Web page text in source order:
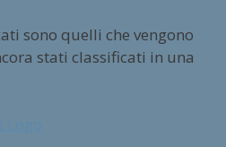
sono quelli che vengono
stati classificati in una